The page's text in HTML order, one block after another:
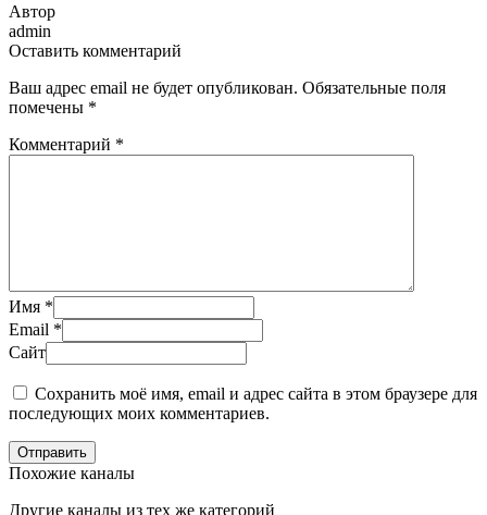
Автор
admin
Оставить комментарий
Ваш адрес email не будет опубликован. Обязательные поля
помечены *
Комментарий *
Имя *
Email *
Сайт
Сохранить моё имя, email и адрес сайта в этом браузере для
последующих моих комментариев.
Отправить
Похожие каналы
Другие каналы из тех же категорий